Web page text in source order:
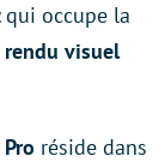
qui occupe la
rendu visuel
réside dans